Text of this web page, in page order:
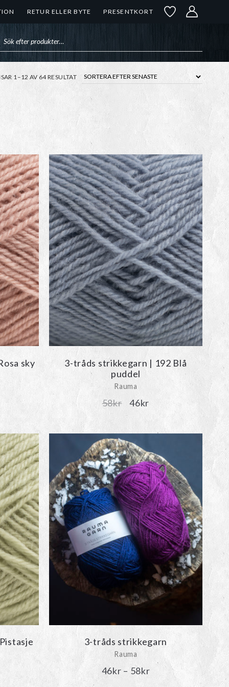
RETUR ELLER BYTE PRESENTKORT
1–12 AV 64 RESULTATSORTERA
EFTER
sky
3-tråds strikkegarn | 192 Blå
puddel
Rauma
58kr
Det
ursprungliga
priset
var:
58kr.
46kr
priset
46kr.
3-tråds strikkegarn
Rauma
46kr – 58krPrisintervall: